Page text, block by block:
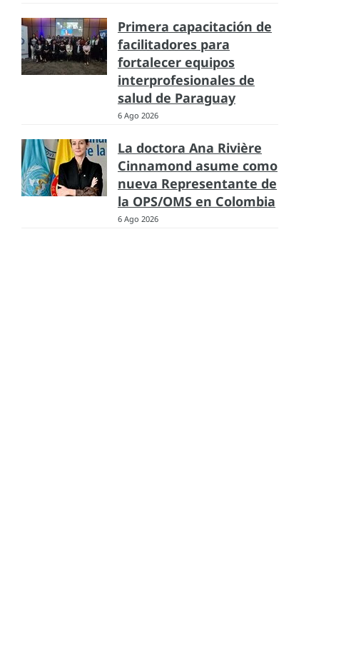
Primera capacitación de
facilitadores para
fortalecer equipos
interprofesionales de
salud de Paraguay
6 Ago 2026
La doctora Ana Rivière
Cinnamond asume como
nueva Representante de
la OPS/OMS en Colombia
6 Ago 2026